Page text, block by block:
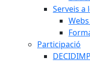
Serveis a
Participació